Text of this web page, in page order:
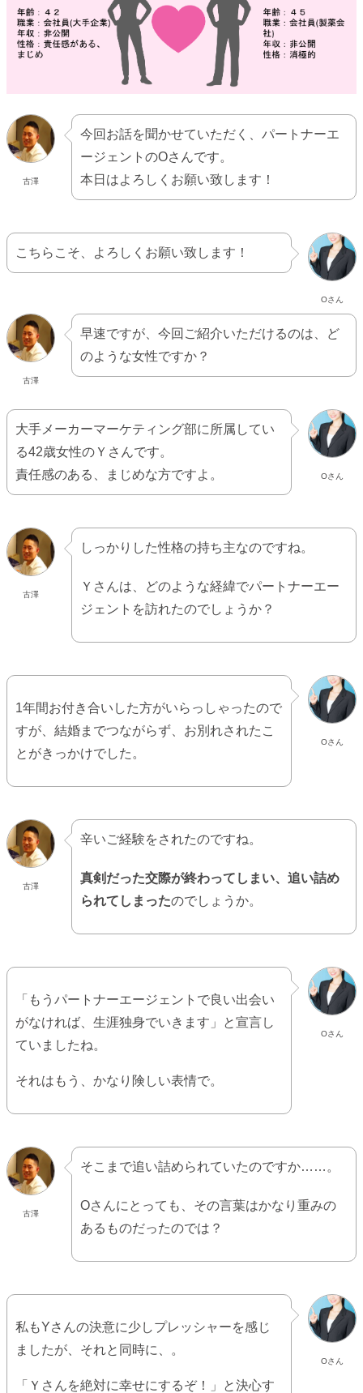
古澤
今回お話を聞かせていただく、パートナーエ
ージェントのOさんです。
本日はよろしくお願い致します！
Oさん
こちらこそ、よろしくお願い致します！
古澤
早速ですが、今回ご紹介いただけるのは、ど
のような女性ですか？
Oさん
大手メーカーマーケティング部に所属してい
る42歳女性のＹさんです。
責任感のある、まじめな方ですよ。
古澤
しっかりした性格の持ち主なのですね。
Ｙさんは、どのような経緯でパートナーエー
ジェントを訪れたのでしょうか？
Oさん
1年間お付き合いした方がいらっしゃったので
すが、結婚までつながらず、お別れされたこ
とがきっかけでした。
古澤
辛いご経験をされたのですね。
真剣だった交際が終わってしまい、追い詰め
られてしまったのでしょうか。
Oさん
「もうパートナーエージェントで良い出会い
がなければ、生涯独身でいきます」と宣言し
ていましたね。
それはもう、かなり険しい表情で。
古澤
そこまで追い詰められていたのですか……。
Oさんにとっても、その言葉はかなり重みの
あるものだったのでは？
Oさん
私もYさんの決意に少しプレッシャーを感じ
ましたが、それと同時に、。
「Ｙさんを絶対に幸せにするぞ！」と決心す